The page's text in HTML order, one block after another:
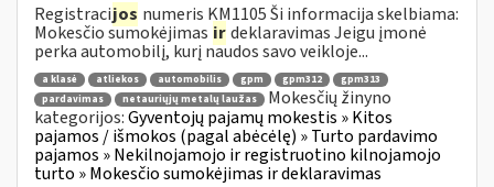
Registracijos numeris KM1105 Ši informacija skelbiama:
Mokesčio sumokėjimas irdeklaravimas Jeigu įmonė
perka automobilį, kurį naudos savo veikloje...
a klasė atliekos automobilis gpm gpm312
gpm313
pardavimas
netauriųjų metalų laužas
Mokesčių žinyno
kategorijos:Gyventojų pajamų mokestis » Kitos
pajamos / išmokos (pagal abėcėlę) » Turto pardavimo
pajamos » Nekilnojamojo ir registruotino kilnojamojo
turto » Mokesčio sumokėjimas ir deklaravimas